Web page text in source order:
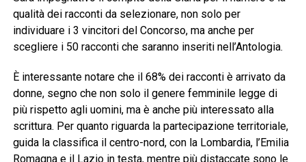
qualità dei racconti da selezionare, non solo per
individuare i 3 vincitori del Concorso, ma anche per
scegliere i 50 racconti che saranno inseriti nell’Antologia.
È interessante notare che il 68% dei racconti è arrivato da
donne, segno che non solo il genere femminile legge di
più rispetto agli uomini, ma è anche più interessato alla
scrittura. Per quanto riguarda la partecipazione territoriale,
guida la classifica il centro-nord, con la Lombardia, l’Emilia
Romagna e il Lazio in testa, mentre più distaccate sono le